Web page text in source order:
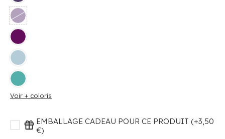
Voir + coloris
EMBALLAGE CADEAU POUR CE PRODUIT (+3,50
€)